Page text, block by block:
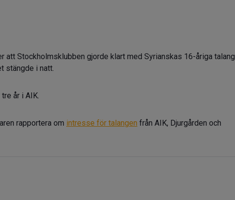
att Stockholmsklubben gjorde klart med Syrianskas 16-åriga talang
stängde i natt.
år i AIK.
rapportera om intresse för talangen från AIK, Djurgården och